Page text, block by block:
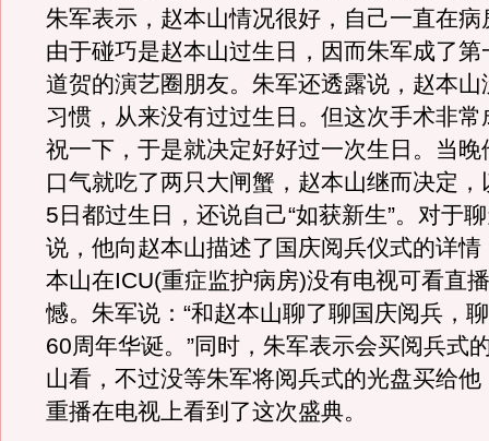
朱军表示，赵本山情况很好，自己一直在病
由于碰巧是赵本山过生日，因而朱军成了第
道贺的演艺圈朋友。朱军还透露说，赵本山
习惯，从来没有过过生日。但这次手术非常
祝一下，于是就决定好好过一次生日。当晚
口气就吃了两只大闸蟹，赵本山继而决定
5日都过生日，还说自己“如获新生”。对于
说，他向赵本山描述了国庆阅兵仪式的详情
本山在ICU(重症监护病房)没有电视可看直
憾。朱军说：“和赵本山聊了聊国庆阅兵，
60周年华诞。”同时，朱军表示会买阅兵式
山看，不过没等朱军将阅兵式的光盘买给他
重播在电视上看到了这次盛典。